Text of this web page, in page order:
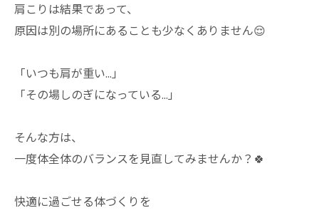
肩こりは結果であって、
原因は別の場所にあることも少なくありません😌
「いつも肩が重い…」
「その場しのぎになっている…」
そんな方は、
一度体全体のバランスを見直してみませんか？🍀
快適に過ごせる体づくりを